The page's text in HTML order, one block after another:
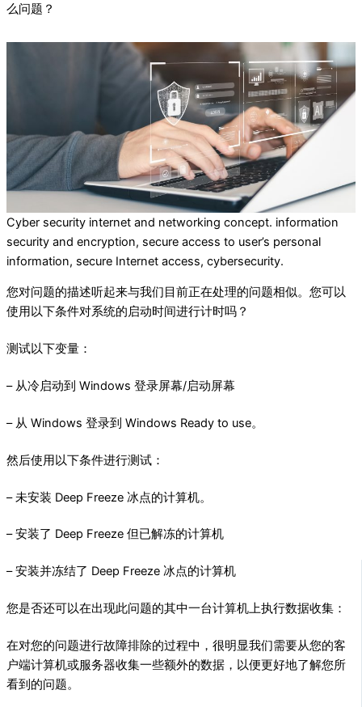
么问题？
Cyber security internet and networking concept. information
security and encryption, secure access to user’s personal
information, secure Internet access, cybersecurity.
您对问题的描述听起来与我们目前正在处理的问题相似。您可以
使用以下条件对系统的启动时间进行计时吗？
测试以下变量：
– 从冷启动到 Windows 登录屏幕/启动屏幕
– 从 Windows 登录到 Windows Ready to use。
然后使用以下条件进行测试：
– 未安装 Deep Freeze 冰点的计算机。
– 安装了 Deep Freeze 但已解冻的计算机
– 安装并冻结了 Deep Freeze 冰点的计算机
您是否还可以在出现此问题的其中一台计算机上执行数据收集：
在对您的问题进行故障排除的过程中，很明显我们需要从您的客
户端计算机或服务器收集一些额外的数据，以便更好地了解您所
看到的问题。